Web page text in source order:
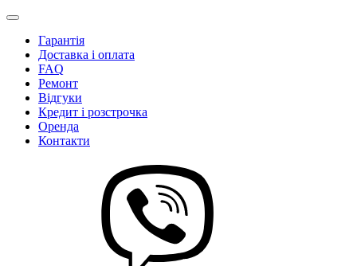
Гарантія
Доставка і оплата
FAQ
Ремонт
Відгуки
Кредит і розстрочка
Оренда
Контакти